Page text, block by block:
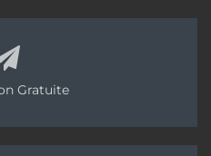
Gratuite